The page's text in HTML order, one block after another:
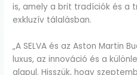
is, amely a brit tradíciók és a
exkluzív tálalásban.
„A SELVA és az Aston Martin
luxus, az innováció és a
alapul. Hisszük, hogy